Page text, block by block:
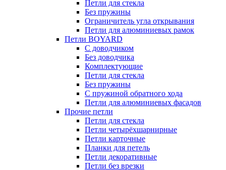
Петли для стекла
Без пружины
Ограничитель угла открывания
Петли для алюминиевых рамок
Петли BOYARD
С доводчиком
Без доводчика
Комплектующие
Петли для стекла
Без пружины
С пружиной обратного хода
Петли для алюминиевых фасадов
Прочие петли
Петли для стекла
Петли четырёхшарнирные
Петли карточные
Планки для петель
Петли декоративные
Петли без врезки